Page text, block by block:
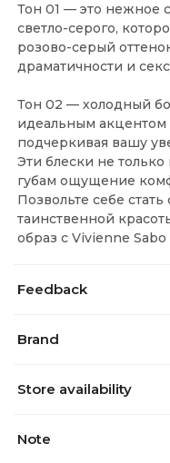
Тон 01 — это нежное
светло-серого,
розово-серый
драматичности и
Тон 02 — холодный
идеальным акцентом
подчеркивая вашу
Эти блески не только
губам ощущение
Позвольте себе
таинственной
образ с Vivienne
Feedback
Brand
Store availability
Note